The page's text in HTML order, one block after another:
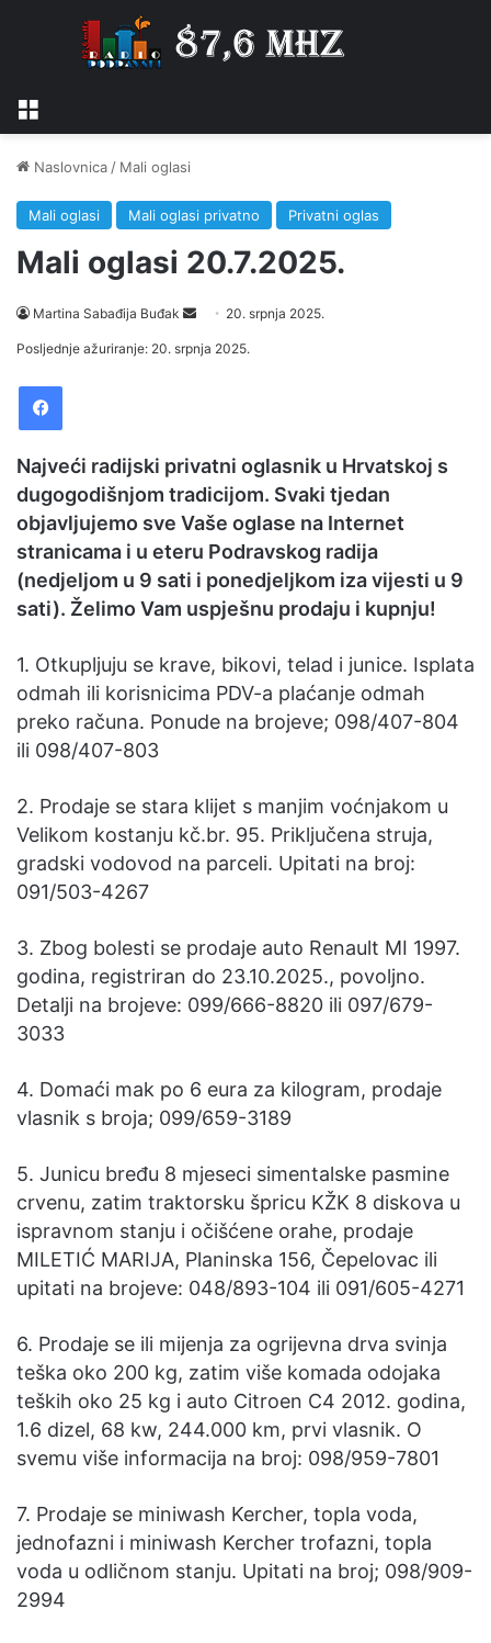
Naslovnica / Mali oglasi
Mali oglasi Mali oglasi privatno Privatni oglas
Mali oglasi 20.7.2025.
Martina Sabađija Buđak
e
e
m
a
l
20. srpnja 2025.
Posljednje ažuriranje: 20. srpnja 2025.
Najveći radijski privatni oglasnik u Hrvatskoj s
dugogodišnjom tradicijom. Svaki tjedan
objavljujemo sve Vaše oglase na Internet
stranicama i u eteru Podravskog radija
(nedjeljom u 9 sati i ponedjeljkom iza vijesti u 9
sati). Želimo Vam uspješnu prodaju i kupnju!
1. Otkupljuju se krave, bikovi, telad i junice. Isplata
odmah ili korisnicima PDV-a plaćanje odmah
preko računa. Ponude na brojeve; 098/407-804
ili 098/407-803
2. Prodaje se stara klijet s manjim voćnjakom u
Velikom kostanju kč.br. 95. Priključena struja,
gradski vodovod na parceli. Upitati na broj:
091/503-4267
3. Zbog bolesti se prodaje auto Renault MI 1997.
godina, registriran do 23.10.2025., povoljno.
Detalji na brojeve: 099/666-8820 ili 097/679-
3033
4. Domaći mak po 6 eura za kilogram, prodaje
vlasnik s broja; 099/659-3189
5. Junicu bređu 8 mjeseci simentalske pasmine
crvenu, zatim traktorsku špricu KŽK 8 diskova u
ispravnom stanju i očišćene orahe, prodaje
MILETIĆ MARIJA, Planinska 156, Čepelovac ili
upitati na brojeve: 048/893-104 ili 091/605-4271
6. Prodaje se ili mijenja za ogrijevna drva svinja
teška oko 200 kg, zatim više komada odojaka
teških oko 25 kg i auto Citroen C4 2012. godina,
1.6 dizel, 68 kw, 244.000 km, prvi vlasnik. O
svemu više informacija na broj: 098/959-7801
7. Prodaje se miniwash Kercher, topla voda,
jednofazni i miniwash Kercher trofazni, topla
voda u odličnom stanju. Upitati na broj; 098/909-
2994